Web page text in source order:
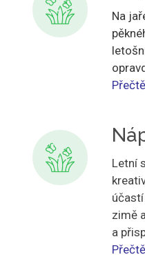
Na
Letní
zimě
a